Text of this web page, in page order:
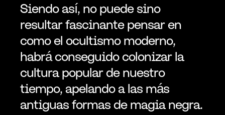
Siendo así, no puede sino
resultar fascinante pensar en
como el ocultismo moderno,
habrá conseguido colonizar la
cultura popular de nuestro
tiempo, apelando a las más
antiguas formas de magia negra.